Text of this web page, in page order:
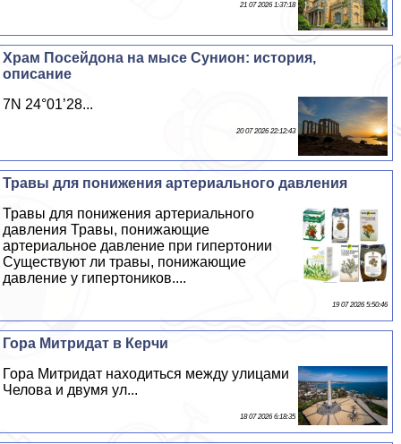
21 07 2026 1:37:18
Храм Посейдона на мысе Сунион: история,
описание
7N 24°01’28...
20 07 2026 22:12:43
Травы для понижения артериального давления
Травы для понижения артериального
давления Травы, понижающие
артериальное давление при гипертонии
Существуют ли травы, понижающие
давление у гипертоников....
19 07 2026 5:50:46
Гора Митридат в Керчи
Гора Митридат находиться между улицами
Челова и двумя ул...
18 07 2026 6:18:35